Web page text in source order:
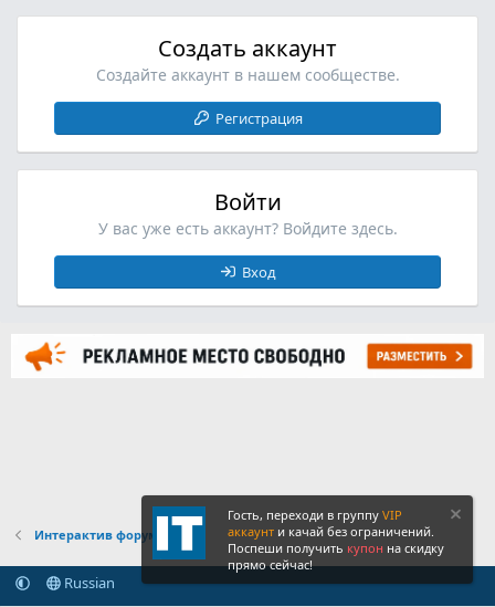
Создать аккаунт
Создайте аккаунт в нашем сообществе.
Регистрация
Войти
У вас уже есть аккаунт? Войдите здесь.
Вход
Интерактив форума
Russian
Гость, переходи в группу VIP
аккаунт и качай без ограничений.
Поспеши получить купон на скидку
прямо сейчас!